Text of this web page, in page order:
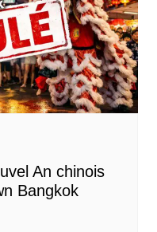
An chinois
Bangkok